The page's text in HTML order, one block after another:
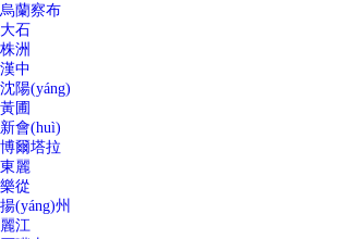
烏蘭察布
大石
株洲
漢中
沈陽(yáng)
黃圃
新會(huì)
博爾塔拉
東麗
樂從
揚(yáng)州
麗江